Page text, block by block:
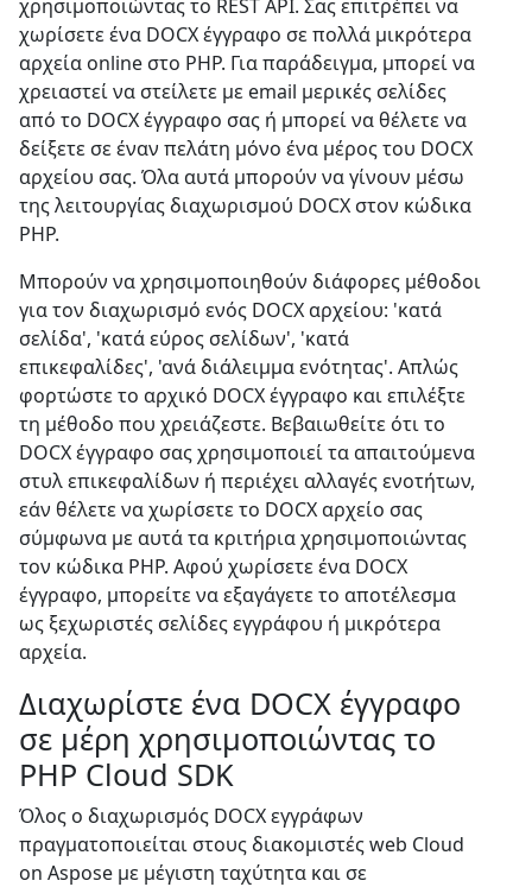
χρησιμοποιώντας το REST API. Σας επιτρέπει να
χωρίσετε ένα DOCX έγγραφο σε πολλά μικρότερα
αρχεία online στο PHP. Για παράδειγμα, μπορεί να
χρειαστεί να στείλετε με email μερικές σελίδες
από το DOCX έγγραφο σας ή μπορεί να θέλετε να
δείξετε σε έναν πελάτη μόνο ένα μέρος του DOCX
αρχείου σας. Όλα αυτά μπορούν να γίνουν μέσω
της λειτουργίας διαχωρισμού DOCX στον κώδικα
PHP.
Μπορούν να χρησιμοποιηθούν διάφορες μέθοδοι
για τον διαχωρισμό ενός DOCX αρχείου: 'κατά
σελίδα', 'κατά εύρος σελίδων', 'κατά
επικεφαλίδες', 'ανά διάλειμμα ενότητας'. Απλώς
φορτώστε το αρχικό DOCX έγγραφο και επιλέξτε
τη μέθοδο που χρειάζεστε. Βεβαιωθείτε ότι το
DOCX έγγραφο σας χρησιμοποιεί τα απαιτούμενα
στυλ επικεφαλίδων ή περιέχει αλλαγές ενοτήτων,
εάν θέλετε να χωρίσετε το DOCX αρχείο σας
σύμφωνα με αυτά τα κριτήρια χρησιμοποιώντας
τον κώδικα PHP. Αφού χωρίσετε ένα DOCX
έγγραφο, μπορείτε να εξαγάγετε το αποτέλεσμα
ως ξεχωριστές σελίδες εγγράφου ή μικρότερα
αρχεία.
Διαχωρίστε ένα DOCX έγγραφο
σε μέρη χρησιμοποιώντας το
PHP Cloud SDK
Όλος ο διαχωρισμός DOCX εγγράφων
πραγματοποιείται στους διακομιστές web Cloud
on Aspose με μέγιστη ταχύτητα και σε